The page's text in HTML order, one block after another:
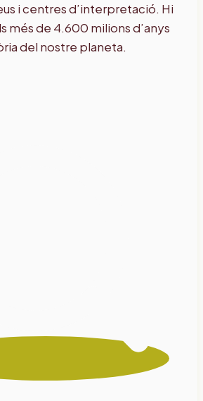
i centres d’interpretació. Hi
més de 4.600 milions d’anys
del nostre planeta.